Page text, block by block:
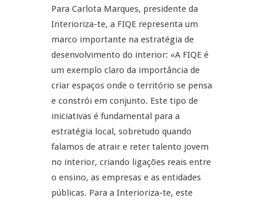
Para Carlota Marques, presidente da
Interioriza-te, a FIQE representa um
marco importante na estratégia de
desenvolvimento do interior: «A FIQE é
um exemplo claro da importância de
criar espaços onde o território se pensa
e constrói em conjunto. Este tipo de
iniciativas é fundamental para a
estratégia local, sobretudo quando
falamos de atrair e reter talento jovem
no interior, criando ligações reais entre
o ensino, as empresas e as entidades
públicas. Para a Interioriza-te, este